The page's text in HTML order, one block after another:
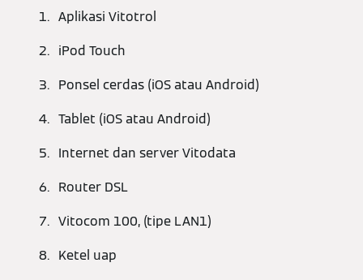
Aplikasi Vitotrol
iPod Touch
Ponsel cerdas (iOS atau Android)
Tablet (iOS atau Android)
Internet dan server Vitodata
Router DSL
Vitocom 100, (tipe LAN1)
Ketel uap